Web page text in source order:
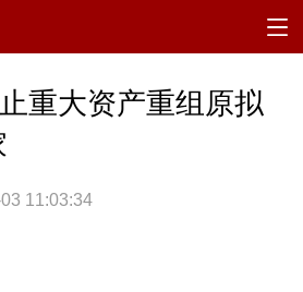
重大资产重组原拟
11:03:34